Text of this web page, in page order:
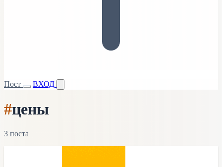
Пост ВХОД
#цены
3 поста